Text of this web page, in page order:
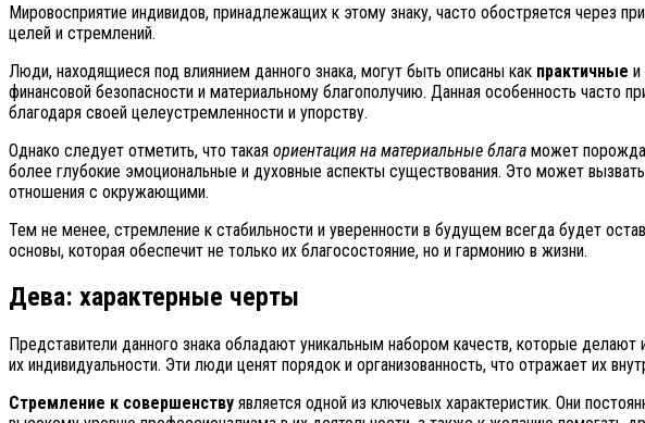
Мировосприятие индивидов, принадлежащих к этому знаку, часто обостряется через
целей и стремлений.
Люди, находящиеся под влиянием данного знака, могут быть описаны как практичные и
финансовой безопасности и материальному благополучию. Данная особенность часто
благодаря своей целеустремленности и упорству.
Однако следует отметить, что такая ориентация на материальные блага может
более глубокие эмоциональные и духовные аспекты существования. Это может
отношения с окружающими.
Тем не менее, стремление к стабильности и уверенности в будущем всегда будет
основы, которая обеспечит не только их благосостояние, но и гармонию в жизни.
Дева: характерные черты
Представители данного знака обладают уникальным набором качеств, которые
их индивидуальности. Эти люди ценят порядок и организованность, что отражает их
Стремление к совершенству является одной из ключевых характеристик. Они